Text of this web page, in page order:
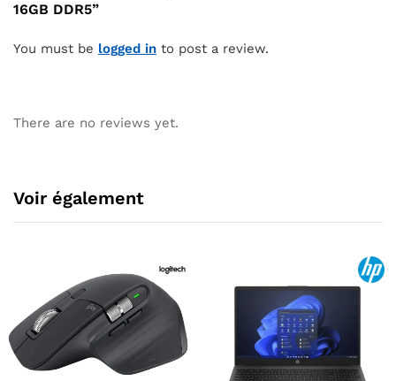
16GB DDR5”
You must be logged in to post a review.
There are no reviews yet.
Voir également